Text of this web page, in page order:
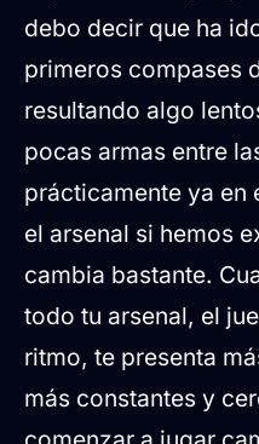
debo decir que ha
primeros compases
resultando algo
pocas armas entre
prácticamente ya en
el arsenal si hemos
cambia bastante.
todo tu arsenal, el
ritmo, te presenta
más constantes y